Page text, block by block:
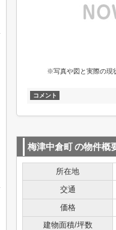
※写真や図と実際の現
コメント
梅津中倉町の物件概
所在地
交通
価格
建物面積/坪数